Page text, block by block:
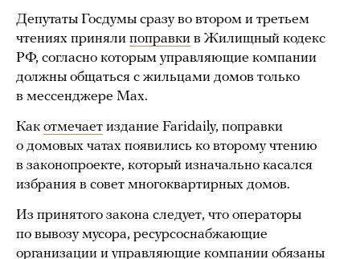
Депутаты Госдумы сразу во втором и третьем
чтениях приняли поправки в Жилищный кодекс
РФ, согласно которым управляющие компании
должны общаться с жильцами домов только
в мессенджере Max.
Как отмечает издание Faridaily, поправки
о домовых чатах появились ко второму чтению
в законопроекте, который изначально касался
избрания в совет многоквартирных домов.
Из принятого закона следует, что операторы
по вывозу мусора, ресурсоснабжающие
организации и управляющие компании обязаны